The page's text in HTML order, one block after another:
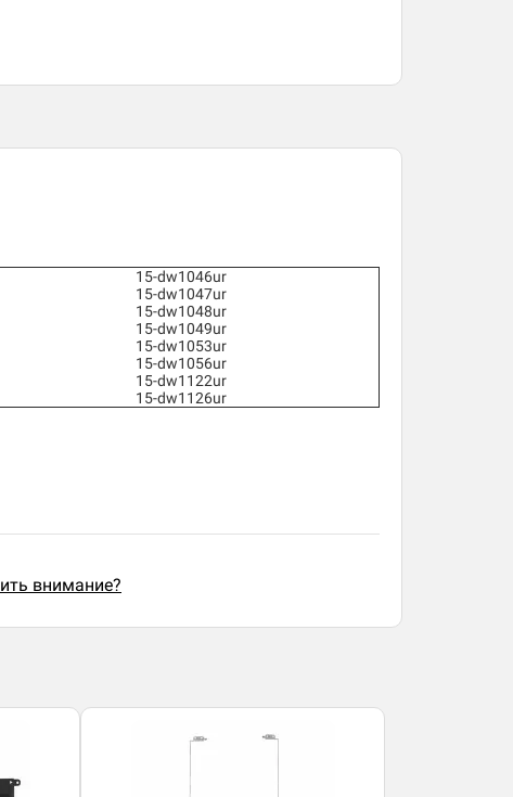
15-dw1046ur
15-dw1047ur
15-dw1048ur
15-dw1049ur
15-dw1053ur
15-dw1056ur
15-dw1122ur
15-dw1126ur
внимание?